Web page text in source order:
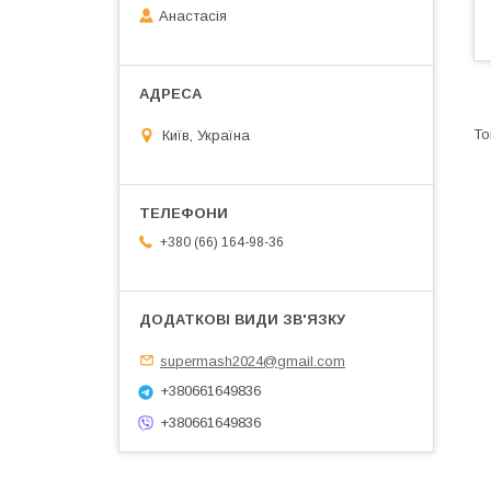
Анастасія
Київ, Україна
+380 (66) 164-98-36
supermash2024@gmail.com
+380661649836
+380661649836